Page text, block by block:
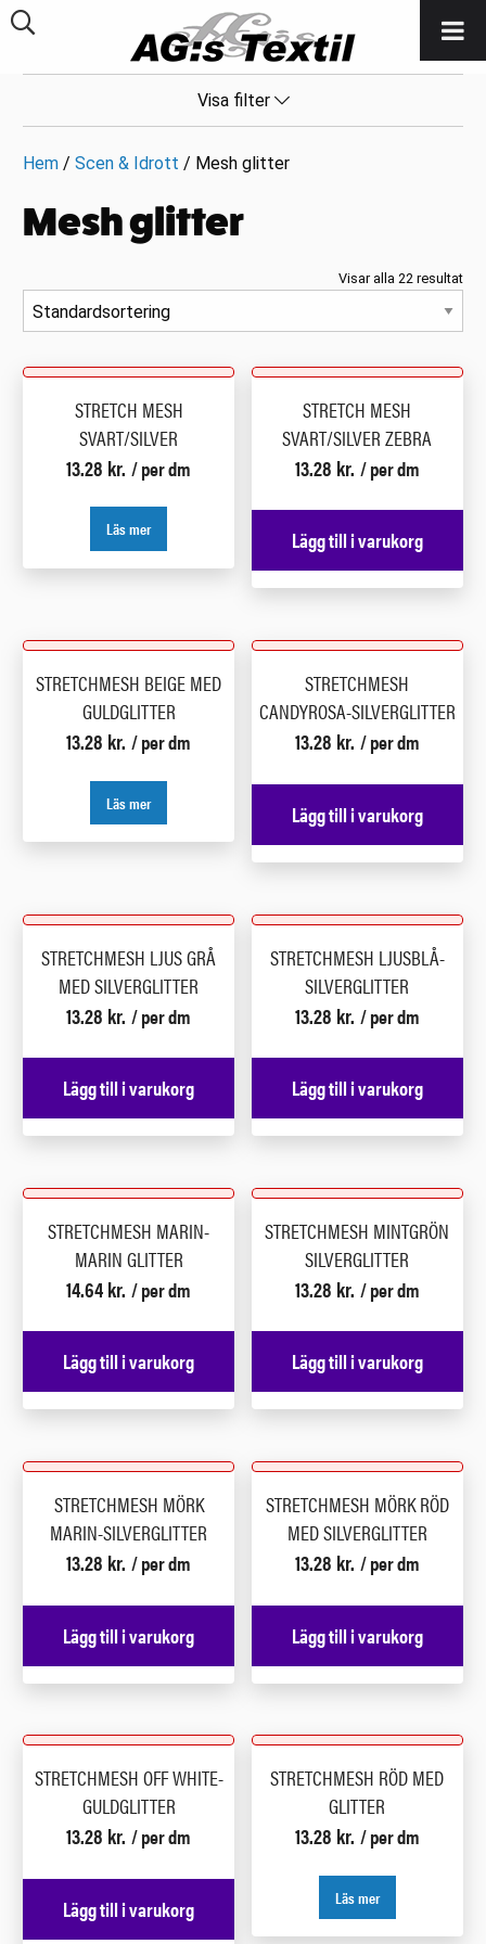
Visa filter
Hem /Scen & Idrott / Mesh glitter
Mesh glitter
Visar alla 22 resultat
STRETCH MESH
SVART/SILVER
13.28 kr. / per dm
Läs mer
STRETCH MESH
SVART/SILVER ZEBRA
13.28 kr. / per dm
Lägg till i varukorg
STRETCHMESH BEIGE MED
GULDGLITTER
13.28 kr. / per dm
Läs mer
STRETCHMESH
CANDYROSA-SILVERGLITTER
13.28 kr. / per dm
Lägg till i varukorg
STRETCHMESH LJUS GRÅ
MED SILVERGLITTER
13.28 kr. / per dm
Lägg till i varukorg
STRETCHMESH LJUSBLÅ-
SILVERGLITTER
13.28 kr. / per dm
Lägg till i varukorg
STRETCHMESH MARIN-
MARIN GLITTER
14.64kr. / per dm
Lägg till i varukorg
STRETCHMESH MINTGRÖN
SILVERGLITTER
13.28 kr. / per dm
Lägg till i varukorg
STRETCHMESH MÖRK
MARIN-SILVERGLITTER
13.28 kr. / per dm
Lägg till i varukorg
STRETCHMESH MÖRK RÖD
MED SILVERGLITTER
13.28 kr. / per dm
Lägg till i varukorg
STRETCHMESH OFF WHITE-
GULDGLITTER
13.28 kr. / per dm
Lägg till i varukorg
STRETCHMESH RÖD MED
GLITTER
13.28 kr. / per dm
Läs mer